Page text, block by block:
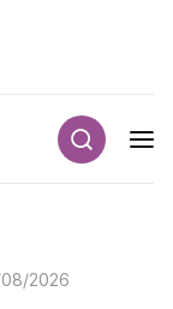
principale
2026